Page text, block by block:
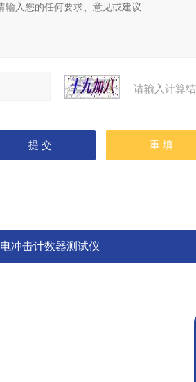
请输入计算
冲击计数器测试仪